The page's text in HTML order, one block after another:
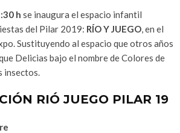
h se inaugura el espacio infantil
del Pilar 2019: RÍO Y JUEGO, en el
Sustituyendo al espacio que otros años
Delicias bajo el nombre de Colores de
insectos.
RIÓ JUEGO PILAR 19